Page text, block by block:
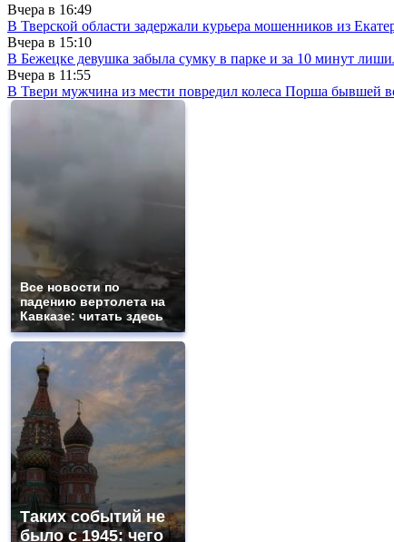
Вчера в 16:49
В Тверской области задержали курьера мошенников из
Вчера в 15:10
В Бежецке девушка забыла сумку в парке и за 10 минут
Вчера в 11:55
В Твери мужчина из мести повредил колеса Порша бывшей
Все новости по
падению вертолета на
Кавказе: читать здесь
Таких событий не
было с 1945: чего